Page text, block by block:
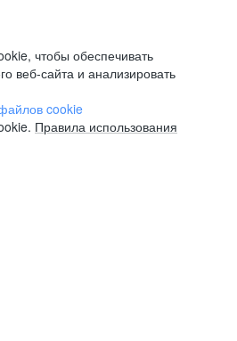
чтобы обеспечивать
веб-сайта и анализировать
cookie
Правила использования